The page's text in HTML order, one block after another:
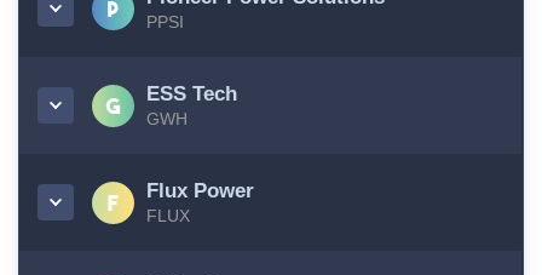
PPSI
ESS Tech
GWH
Flux Power
FLUX